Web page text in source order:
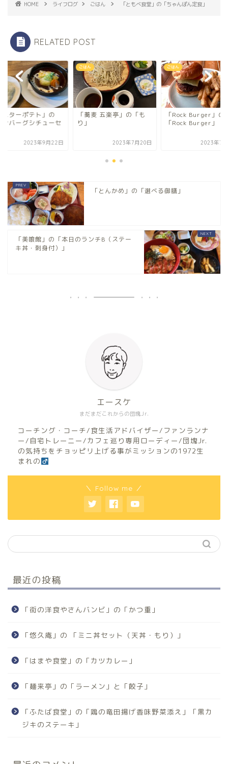
HOME ライフログ ごはん 「ともべ食堂」の「ちゃんぽん定食」
RELATED POST
スターポテト」の
ンバーグシチューセ
2023年9月22日
ごはん
「蕎麦 五楽亭」の「も
り」
2023年7月20日
ごはん
「Rock Burger」の
「Rock Burger」
2023年7
「とんかめ」の「選べる御膳」
「美喰館」の「本日のランチB（ステー
キ丼・刺身付）」
まだまだこれからの団塊Jr.
エースケ
コーチング・コーチ/食生活アドバイザー/ファンランナ
ー/自宅トレーニー/カフェ巡り専用ローディー/団塊Jr.
の気持ちをチョッピリ上げる事がミッションの1972生
まれの
＼ Follow me ／
最近の投稿
「街の洋食やさんバンビ」の「かつ重」
「悠久庵」の 「ミニ丼セット（天丼・もり）」
「はまや食堂」の「カツカレー」
「麺来亭」の「ラーメン」と「餃子」
「ふたば食堂」の「鶏の竜田揚げ香味野菜添え」「黒カ
ジキのステーキ」